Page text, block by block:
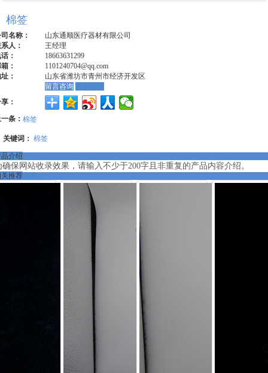
棉签
名称：
山东通顺医疗器材有限公司
人：
王经理
：
18663631299
：
1101240704@qq.com
：
山东省潍坊市青州市经济开发区
留言咨询
：
条： 棉签
关键词： 棉签
介绍
确保网站收录效果，请输入不少于200字且非重复的产品内容介绍。
推荐更多>>